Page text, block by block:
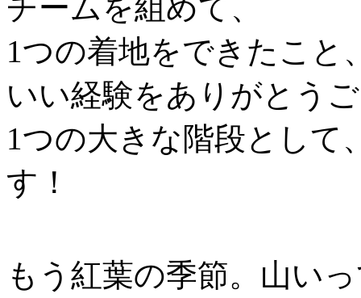
チームを組めて、
1つの着地をできたこと
いい経験をありがとう
1つの大きな階段として
す！
もう紅葉の季節。山い